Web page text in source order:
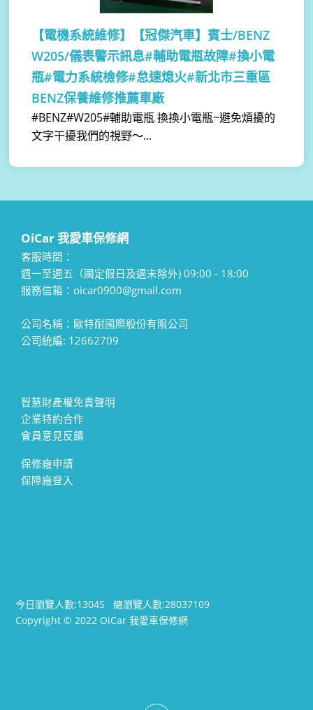
【電機系統維修】
【冠傑汽車】賓士/BENZ
W205/儀表警示訊息#輔助電瓶故障#換小電
瓶#電力系統檢修#怠速熄火#新北市三重區
BENZ保養維修推薦車廠
#BENZ#W205#輔助電瓶 換換小電瓶~避免煩擾的
文字干擾我們的視野～...
OiCar 我愛車保修網
客服時間：
週一至週五（國定假日及週末除外) 09:00 - 18:00
服務信箱：oicar0900@gmail.com
公司名稱：歐特耐國際股份有限公司
公司統編: 12662709
智慧財產權免責聲明
企業特約合作
會員意見反饋
保修廠申請
保障廠登入
今日瀏覽人數:13045總瀏覽人數:28037109
Copyright © 2022 OiCar 我愛車保修網